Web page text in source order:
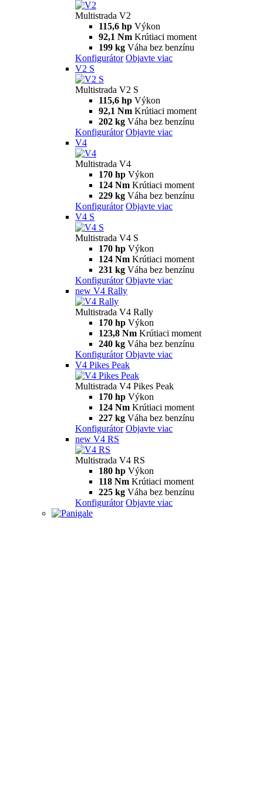
Multistrada V2
115,6 hp Výkon
92,1 Nm Krútiaci moment
199 kg Váha bez benzínu
Konfigurátor Objavte viac
V2 S
Multistrada V2 S
115,6 hp Výkon
92,1 Nm Krútiaci moment
202 kg Váha bez benzínu
Konfigurátor Objavte viac
V4
Multistrada V4
170 hp Výkon
124 Nm Krútiaci moment
229 kg Váha bez benzínu
Konfigurátor Objavte viac
V4 S
Multistrada V4 S
170 hp Výkon
124 Nm Krútiaci moment
231 kg Váha bez benzínu
Konfigurátor Objavte viac
new V4 Rally
Multistrada V4 Rally
170 hp Výkon
123,8 Nm Krútiaci moment
240 kg Váha bez benzínu
Konfigurátor Objavte viac
V4 Pikes Peak
Multistrada V4 Pikes Peak
170 hp Výkon
124 Nm Krútiaci moment
227 kg Váha bez benzínu
Konfigurátor Objavte viac
new V4 RS
Multistrada V4 RS
180 hp Výkon
118 Nm Krútiaci moment
225 kg Váha bez benzínu
Konfigurátor Objavte viac